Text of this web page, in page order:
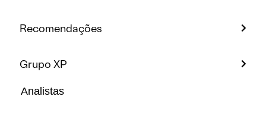
Recomendações
Grupo XP
Analistas